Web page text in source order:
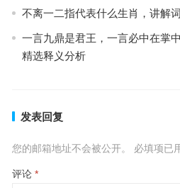
不离一二指代表什么生肖，讲解
一言九鼎是君王，一言必中在掌
精选释义分析
发表回复
您的邮箱地址不会被公开。 必填项已
评论 *